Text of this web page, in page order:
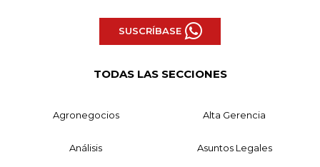
SUSCRÍBASE
TODAS LAS SECCIONES
Agronegocios Alta Gerencia
Análisis Asuntos Legales